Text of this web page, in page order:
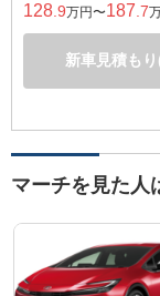
128 .9万円〜187 .7
新車見積も
マーチを見た人